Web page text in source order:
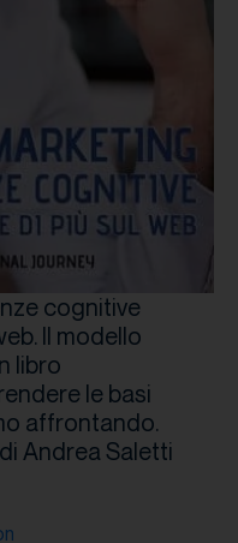
cognitive
Il modello
libro
le basi
affrontando.
Andrea Saletti